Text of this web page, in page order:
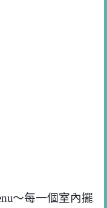
～每一個室內擺